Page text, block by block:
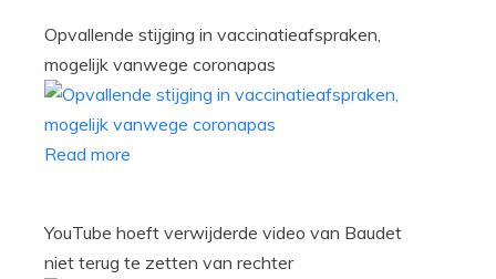
Opvallende stijging in vaccinatieafspraken,
mogelijk vanwege coronapas
Read more
YouTube hoeft verwijderde video van Baudet
niet terug te zetten van rechter